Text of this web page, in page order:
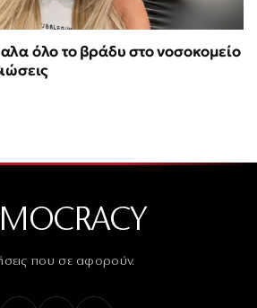
όλο το βράδυ στο νοσοκομείο
που σε αφορούν.